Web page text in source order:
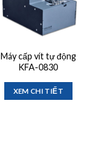
Máy cấp vít tự động
KFA-0830
XEM CHI TIẾT